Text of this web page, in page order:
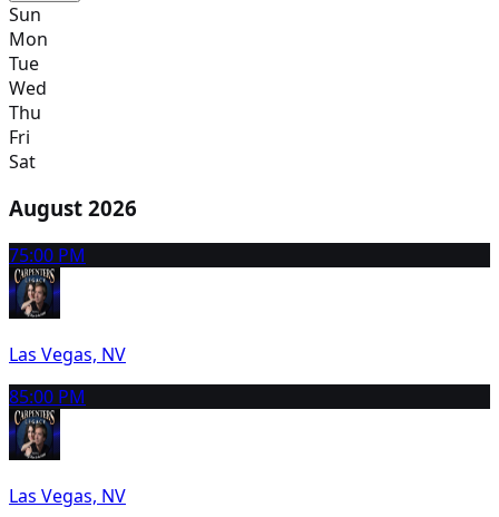
Sun
Mon
Tue
Wed
Thu
Fri
Sat
August 2026
75:00 PM
Las Vegas, NV
85:00 PM
Las Vegas, NV